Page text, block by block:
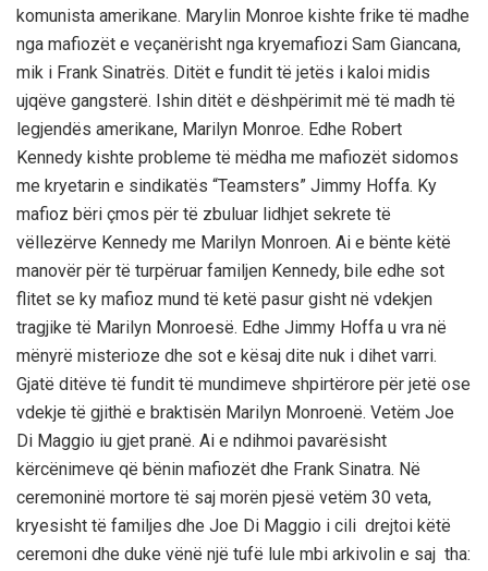
komunista amerikane. Marylin Monroe kishte frike tё madhe
nga mafiozёt e veçanёrisht nga kryemafiozi Sam Giancana,
mik i Frank Sinatrёs. Ditёt e fundit tё jetёs i kaloi midis
ujqёve gangsterё. Ishin ditёt e dёshpёrimit mё tё madh tё
legjendёs amerikane, Marilyn Monroe. Edhe Robert
Kennedy kishte probleme tё mёdha me mafiozёt sidomos
me kryetarin e sindikatёs “Teamsters” Jimmy Hoffa. Ky
mafioz bёri çmos pёr tё zbuluar lidhjet sekrete tё
vёllezёrve Kennedy me Marilyn Monroen. Ai e bёnte kёtё
manovёr pёr tё turpёruar familjen Kennedy, bile edhe sot
flitet se ky mafioz mund tё ketё pasur gisht nё vdekjen
tragjike tё Marilyn Monroesё. Edhe Jimmy Hoffa u vra nё
mёnyrё misterioze dhe sot e kёsaj dite nuk i dihet varri.
Gjatё ditёve tё fundit tё mundimeve shpirtёrore pёr jetё ose
vdekje tё gjithё e braktisёn Marilyn Monroenё. Vetёm Joe
Di Maggio iu gjet pranё. Ai e ndihmoi pavarёsisht
kёrcёnimeve qё bёnin mafiozёt dhe Frank Sinatra. Nё
ceremoninё mortore tё saj morёn pjesё vetёm 30 veta,
kryesisht tё familjes dhe Joe Di Maggio i cili drejtoi kёtё
ceremoni dhe duke vёnё njё tufё lule mbi arkivolin e saj tha: